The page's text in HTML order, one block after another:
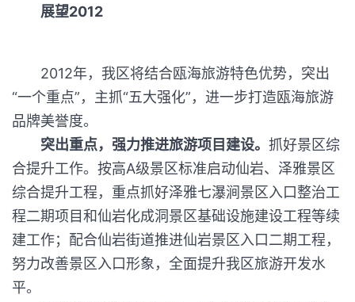
展望2012
2012年，我区将结合瓯海旅游特色优势，突出
“一个重点”，主抓“五大强化”，进一步打造瓯海旅游
品牌美誉度。
突出重点，强力推进旅游项目建设。 抓好景区综
合提升工作。按高A级景区标准启动仙岩、泽雅景区
综合提升工程，重点抓好泽雅七瀑涧景区入口整治工
程二期项目和仙岩化成洞景区基础设施建设工程等续
建工作；配合仙岩街道推进仙岩景区入口二期工程，
努力改善景区入口形象，全面提升我区旅游开发水
平。